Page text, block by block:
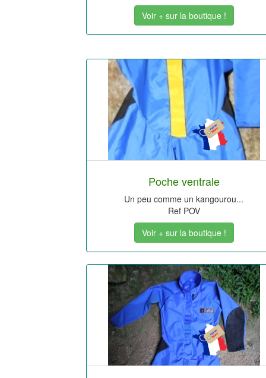
Voir + sur la boutique !
Poche ventrale
Un peu comme un kangourou...
Ref POV
Voir + sur la boutique !